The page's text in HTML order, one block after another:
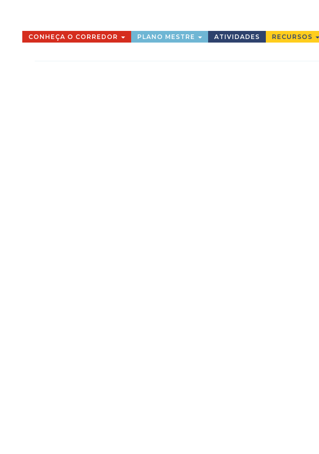
CONHEÇA O CORREDOR PLANO MESTRE ATIVIDADES RECURSOS